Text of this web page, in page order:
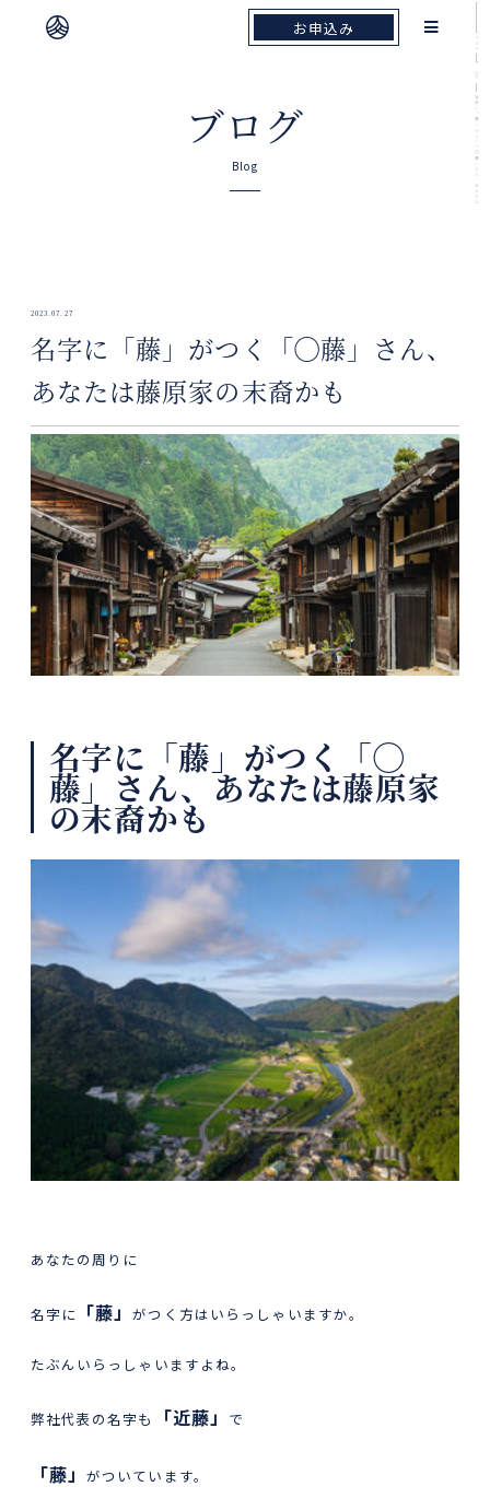
お申込み
お申込み
ブログ
Blog
TOP
ブログ
名字に「藤」がつく「◯藤」さん、あなたは
2023.07.27
名字に「藤」がつく「◯藤」さん、
あなたは藤原家の末裔かも
名字に「藤」がつく「◯
藤」さん、あなたは藤原家
の末裔かも
あなたの周りに
名字に 「藤」がつく方はいらっしゃいますか。
たぶんいらっしゃいますよね。
弊社代表の名字も 「近藤」 で
「藤」 がついています。